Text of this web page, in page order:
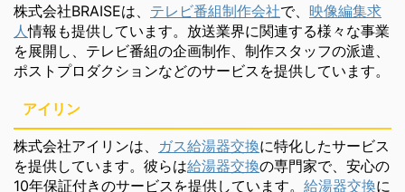
株式会社BRAISEは、 テレビ番組制作会社で、 映像編集求
人情報も提供しています。放送業界に関連する様々な事業
を展開し、テレビ番組の企画制作、制作スタッフの派遣、
ポストプロダクションなどのサービスを提供しています。
アイリン
株式会社アイリンは、 ガス給湯器交換に特化したサービス
を提供しています。彼らは給湯器交換の専門家で、安心の
10年保証付きのサービスを提供しています。 給湯器交換に